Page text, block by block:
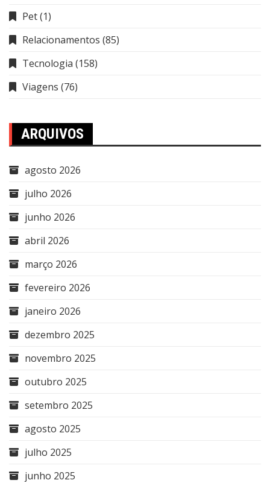
Pet(1)
Relacionamentos (85)
Tecnologia (158)
Viagens (76)
ARQUIVOS
agosto 2026
julho 2026
junho 2026
abril 2026
março 2026
fevereiro 2026
janeiro 2026
dezembro 2025
novembro 2025
outubro 2025
setembro 2025
agosto 2025
julho 2025
junho 2025